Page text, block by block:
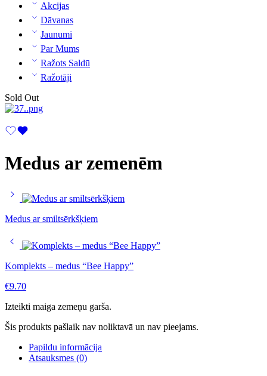
Akcijas
Dāvanas
Jaunumi
Par Mums
Ražots Saldū
Ražotāji
Sold Out
Medus ar zemenēm
Medus ar smiltsērkšķiem
Komplekts – medus “Bee Happy”
€9.70
Izteikti maiga zemeņu garša.
Šis produkts pašlaik nav noliktavā un nav pieejams.
Papildu informācija
Atsauksmes (0)